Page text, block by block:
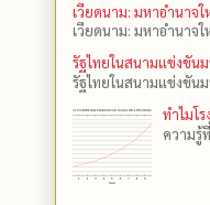
เวียดนาม: มหาอำนาจ
เวียดนาม: มหาอำนาจ
รัฐไทยในสนามแข่งขัน
รัฐไทยในสนามแข่งขัน
ทำไมโ
ความรู้